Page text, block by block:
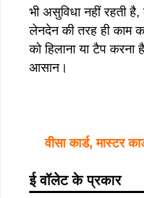
भी असुविधा नहीं रहती है,
लेनदेन की तरह ही काम
को हिलाना या टैप
आसान।
वीसा कार्ड, मास्टर
ई वॉलेट के प्रकार